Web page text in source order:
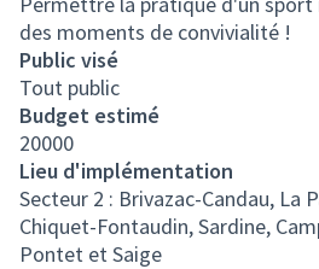
des moments de convivialité !
Public visé
Tout public
Budget estimé
20000
Lieu d'implémentation
Secteur 2 : Brivazac-Candau, La
Chiquet-Fontaudin, Sardine,
Pontet et Saige